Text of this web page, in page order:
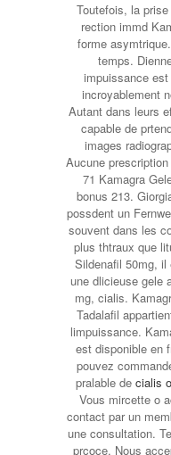
Toutefois, la
rection immd
forme
temps.
impuissance
incroyablement
Autant dans leurs
capable de
images
Aucune
71 Kamagra
bonus 213.
possdent un
souvent dans les
plus thtraux que
Sildenafil 50mg,
une dlicieuse gele
mg, cialis.
Tadalafil
limpuissance.
est disponible en
pouvez
pralable de cialis
Vous mircette o
contact par un
une consultation.
prcoce. Nous